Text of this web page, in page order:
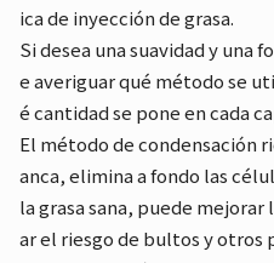
ica de inyección de grasa.
Si desea una suavidad y una
e averiguar qué método se
é cantidad se pone en cada
El método de condensación
anca, elimina a fondo las
la grasa sana, puede
ar el riesgo de bultos y otros